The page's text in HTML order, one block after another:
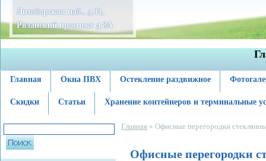
Лихоборская наб., д.11,
Рязанский проспект д 8А
Главная Окна ПВХ Остекление раздвижное
Скидки Статьи Хранение контейнеров и терминальные
Форма поиска
Поиск
Главная » Офисные перегородки
Офисные перегородки